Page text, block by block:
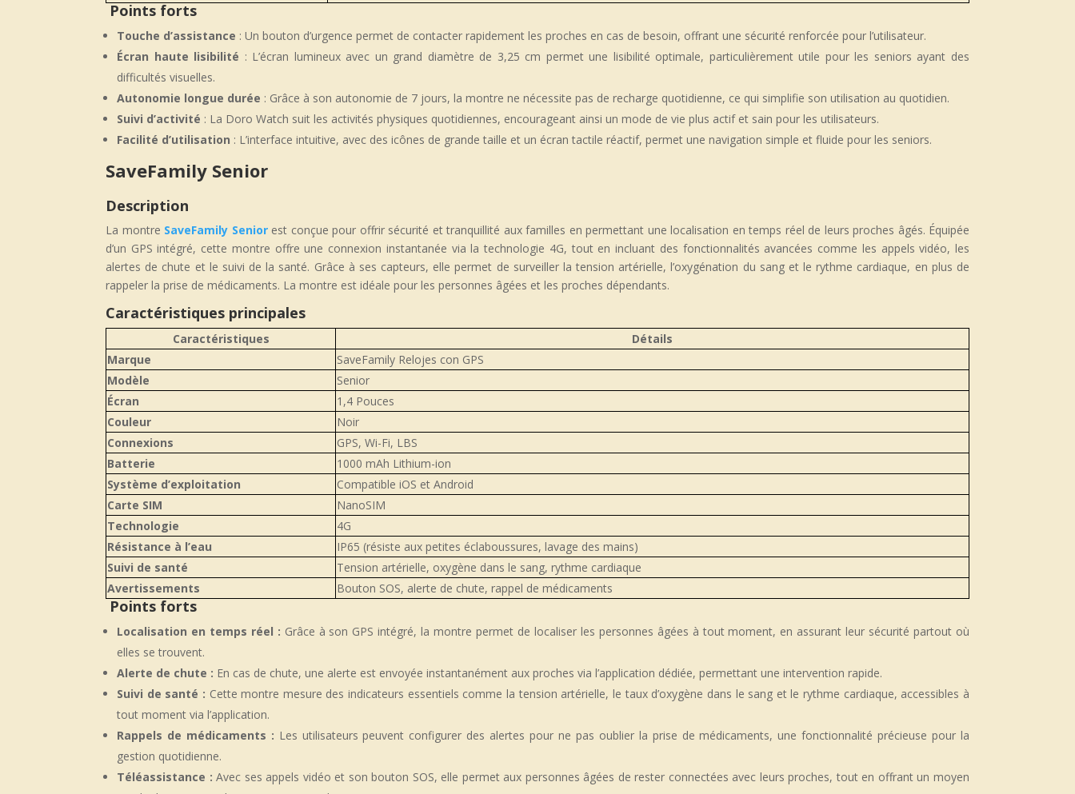
Points forts
Touche d’assistance : Un bouton d’urgence permet de contacter rapidement les proches en cas de besoin, offrant une sécurité renforcée pour l’utilisateur.
Écran haute lisibilité : L’écran lumineux avec un grand diamètre de 3,25 cm permet une lisibilité optimale, particulièrement utile pour les seniors ayant des
difficultés visuelles.
Autonomie longue durée : Grâce à son autonomie de 7 jours, la montre ne nécessite pas de recharge quotidienne, ce qui simplifie son utilisation au quotidien.
Suivi d’activité : La Doro Watch suit les activités physiques quotidiennes, encourageant ainsi un mode de vie plus actif et sain pour les utilisateurs.
Facilité d’utilisation : L’interface intuitive, avec des icônes de grande taille et un écran tactile réactif, permet une navigation simple et fluide pour les seniors.
SaveFamily Senior
Description
La montre SaveFamily Seniorest conçue pour offrir sécurité et tranquillité aux familles en permettant une localisation en temps réel de leurs proches âgés. Équipée
d’un GPS intégré, cette montre offre une connexion instantanée via la technologie 4G, tout en incluant des fonctionnalités avancées comme les appels vidéo, les
alertes de chute et le suivi de la santé. Grâce à ses capteurs, elle permet de surveiller la tension artérielle, l’oxygénation du sang et le rythme cardiaque, en plus de
rappeler la prise de médicaments. La montre est idéale pour les personnes âgées et les proches dépendants.
Caractéristiques principales
Caractéristiques
Détails
Marque
SaveFamily Relojes con GPS
Modèle
Senior
Écran
1,4 Pouces
Couleur
Noir
Connexions
GPS, Wi-Fi, LBS
Batterie
1000 mAh Lithium-ion
Système d’exploitation
Compatible iOS et Android
Carte SIM
NanoSIM
Technologie
4G
Résistance à l’eau
IP65 (résiste aux petites éclaboussures, lavage des mains)
Suivi de santé
Tension artérielle, oxygène dans le sang, rythme cardiaque
Avertissements
Bouton SOS, alerte de chute, rappel de médicaments
Points forts
Localisation en temps réel : Grâce à son GPS intégré, la montre permet de localiser les personnes âgées à tout moment, en assurant leur sécurité partout où
elles se trouvent.
Alerte de chute : En cas de chute, une alerte est envoyée instantanément aux proches via l’application dédiée, permettant une intervention rapide.
Suivi de santé : Cette montre mesure des indicateurs essentiels comme la tension artérielle, le taux d’oxygène dans le sang et le rythme cardiaque, accessibles à
tout moment via l’application.
Rappels de médicaments : Les utilisateurs peuvent configurer des alertes pour ne pas oublier la prise de médicaments, une fonctionnalité précieuse pour la
gestion quotidienne.
Téléassistance : Avec ses appels vidéo et son bouton SOS, elle permet aux personnes âgées de rester connectées avec leurs proches, tout en offrant un moyen